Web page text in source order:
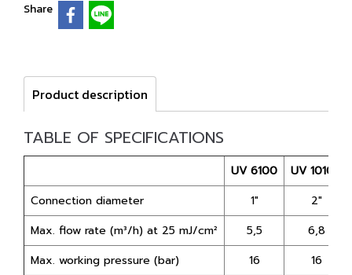
Share
Product description
TABLE OF SPECIFICATIONS
UV 6100
UV 10100
Connection diameter
1"
2"
Max. flow rate (m³/h) at 25 mJ/cm²
5,5
6,8
Max. working pressure (bar)
16
16